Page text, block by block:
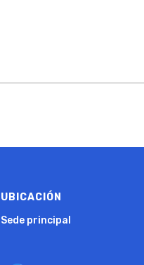
UBICACIÓN
Sede principal